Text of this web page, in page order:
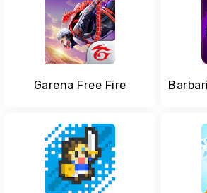
Garena Free Fire